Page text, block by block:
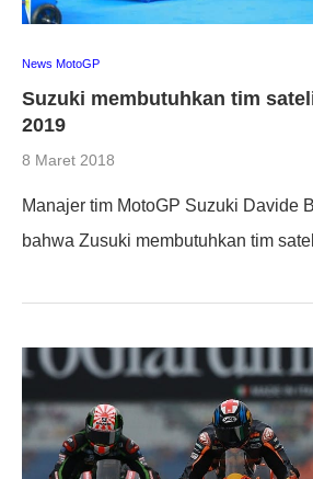
News MotoGP
Suzuki membutuhkan tim
2019
8 Maret 2018
Manajer tim MotoGP Suzuki Davide
bahwa Zusuki membutuhkan tim